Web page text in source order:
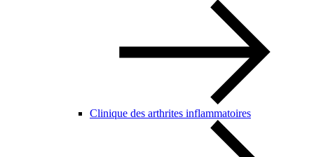
Clinique des arthrites inflammatoires